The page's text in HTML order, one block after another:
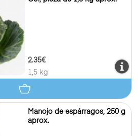
2.35€
1,5 kg
Manojo de espárragos, 250 g
aprox.